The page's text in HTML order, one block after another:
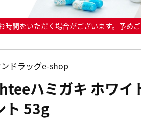
間をいただく場合がございます。予めご
ドラッグe-shop
ハミガキ ホワイ
ト 53g